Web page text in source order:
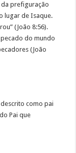
prefiguração
lugar de Isaque.
(João 8:56).
do mundo
(João
como pai
Pai que